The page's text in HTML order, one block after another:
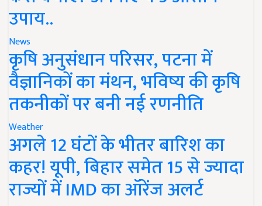
उपाय..
News
कृषि अनुसंधान परिसर, पटना में
वैज्ञानिकों का मंथन, भविष्य की कृषि
तकनीकों पर बनी नई रणनीति
Weather
अगले 12 घंटों के भीतर बारिश का
कहर! यूपी, बिहार समेत 15 से ज्यादा
राज्यों में IMD का ऑरेंज अलर्ट